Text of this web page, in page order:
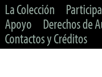
La Colección
Apoyo
Derechos de
Contactos y Créditos